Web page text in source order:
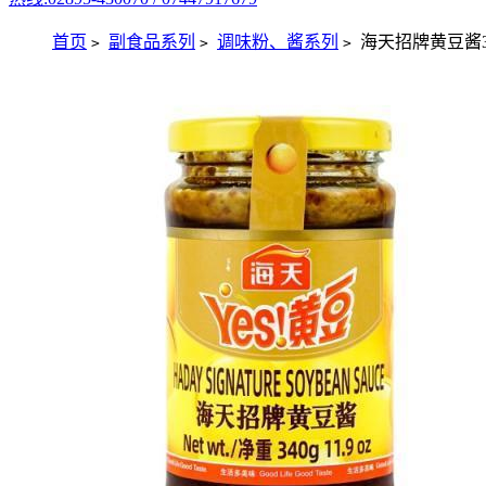
首页 > 副食品系列 > 调味粉、酱系列 > 海天招牌黄豆酱